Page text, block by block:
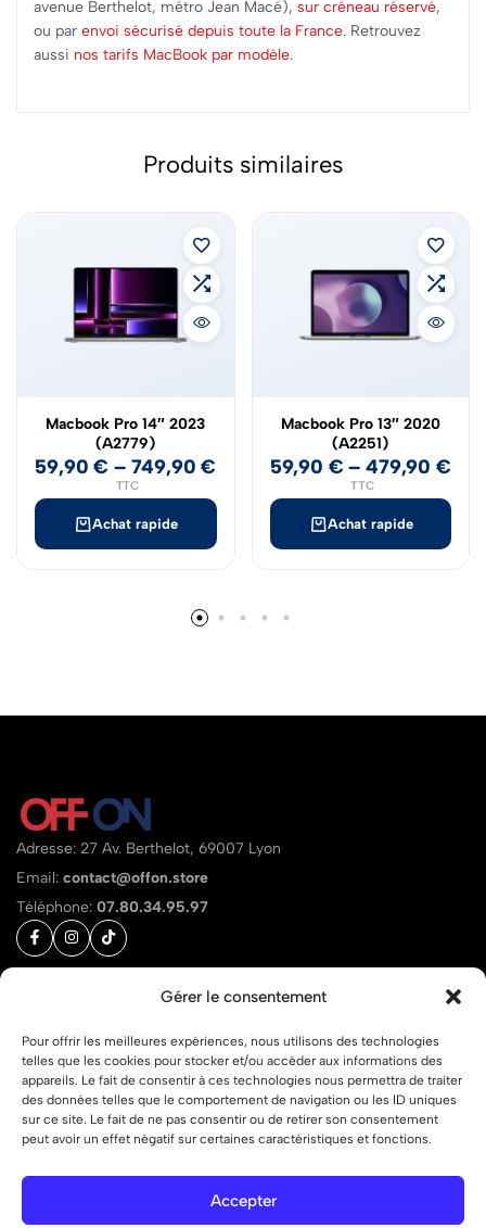
Gérer le consentement
Pour offrir les meilleures expériences, nous utilisons des technologies
telles que les cookies pour stocker et/ou accéder aux informations des
appareils. Le fait de consentir à ces technologies nous permettra de traiter
des données telles que le comportement de navigation ou les ID uniques
sur ce site. Le fait de ne pas consentir ou de retirer son consentement
peut avoir un effet négatif sur certaines caractéristiques et fonctions.
Accepter
avenue Berthelot, métro Jean Macé), sur créneau réservé,
ou par envoi sécurisé depuis toute la France. Retrouvez
aussi nos tarifs MacBook par modèle.
Produits similaires
Achat rapide
Macbook Pro 14″ 2023
(A2779)
59,90€ – 749,90€
TTC
Achat rapide
Macbook Pro 13″ 2020
(A2251)
59,90 € –479,90 €
TTC
Adresse: 27 Av. Berthelot, 69007 Lyon
Email: contact@offon.store
Téléphone: 07.80.34.95.97
© 2026 OFF ON – Tous droits réservés.